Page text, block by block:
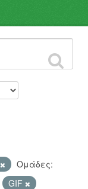
Ομάδες:
GIF